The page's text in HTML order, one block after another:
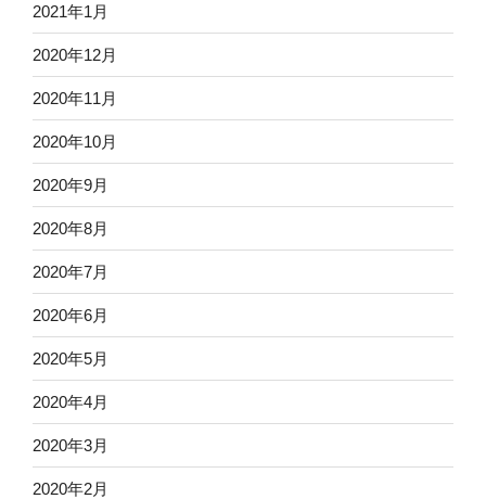
2021年1月
2020年12月
2020年11月
2020年10月
2020年9月
2020年8月
2020年7月
2020年6月
2020年5月
2020年4月
2020年3月
2020年2月